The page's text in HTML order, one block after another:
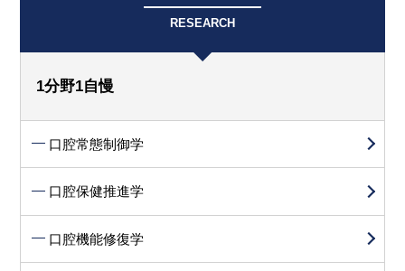
RESEARCH
1分野1自慢
口腔常態制御学
口腔保健推進学
口腔機能修復学